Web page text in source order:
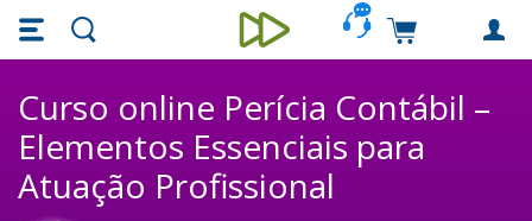
Skip main navigation
Skip to main content
Unieducar
Carrinho de
Curso online Perícia Contábil –
Elementos Essenciais para
Atuação Profissional